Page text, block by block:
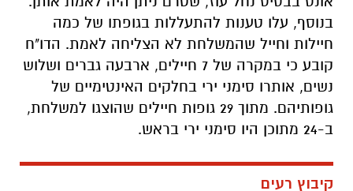
בנוסף, עלו טענות להתעללות בגופתו של כמה
חיילות וחייל שהמשלחת לא הצליחה לאמת. הדו"ח
קובע כי במקרה של 7 חיילים, ארבעה גברים ושלוש
נשים, אותרו סימני ירי בחלקים האינטימיים של
גופותיהם. מתוך 29 גופות חיילים שהוצגו למשלחת,
ב-24 מתוכן היו סימני ירי בראש.
קיבוץ רעים